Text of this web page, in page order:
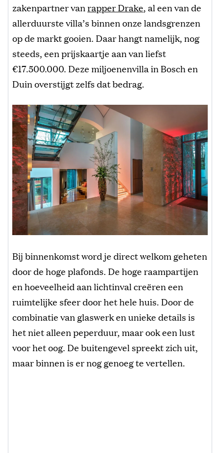
zakenpartner vanrapper Drake, al een van de
allerduurste villa’s binnen onze landsgrenzen
op de markt gooien. Daar hangt namelijk, nog
steeds, een prijskaartje aan van liefst
€17.500.000. Deze miljoenenvilla in Bosch en
Duin overstijgt zelfs dat bedrag.
Bij binnenkomst word je direct welkom geheten
door de hoge plafonds. De hoge raampartijen
en hoeveelheid aan lichtinval creëren een
ruimtelijke sfeer door het hele huis. Door de
combinatie van glaswerk en unieke details is
het niet alleen peperduur, maar ook een lust
voor het oog. De buitengevel spreekt zich uit,
maar binnen is er nog genoeg te vertellen.